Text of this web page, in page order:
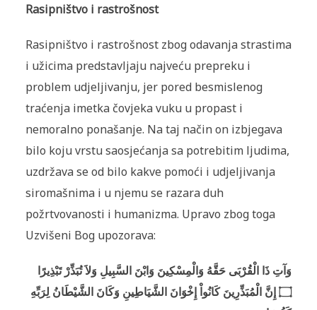
Rasipništvo i rastrošnost
Rasipništvo i rastrošnost zbog odavanja strastima
i užicima predstavljaju najveću prepreku i
problem udjeljivanju, jer pored besmislenog
traćenja imetka čovjeka vuku u propast i
nemoralno ponašanje. Na taj način on izbjegava
bilo koju vrstu saosjećanja sa potrebitim ljudima,
uzdržava se od bilo kakve pomoći i udjeljivanja
siromašnima i u njemu se razara duh
požrtvovanosti i humanizma. Upravo zbog toga
Uzvišeni Bog upozorava:
وَآتِ ذَا الْقُرْبَى حَقَّهُ وَالْمِسْكِينَ وَابْنَ السَّبِيلِ وَلاَ تُبَذِّرْ تَبْذِيرًا
۝ إِنَّ الْمُبَذِّرِينَ كَانُواْ إِخْوَانَ الشَّيَاطِينِ وَكَانَ الشَّيْطَانُ لِرَبِّهِ